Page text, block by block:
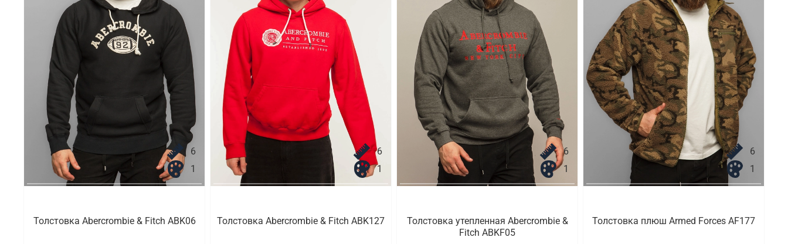
6
1
Толстовка Abercrombie & Fitch ABK06
6
1
Толстовка Abercrombie & Fitch ABK127
6
1
Толстовка утепленная Abercrombie &
Fitch ABKF05
6
1
Толстовка плюш Armed Forces AF177